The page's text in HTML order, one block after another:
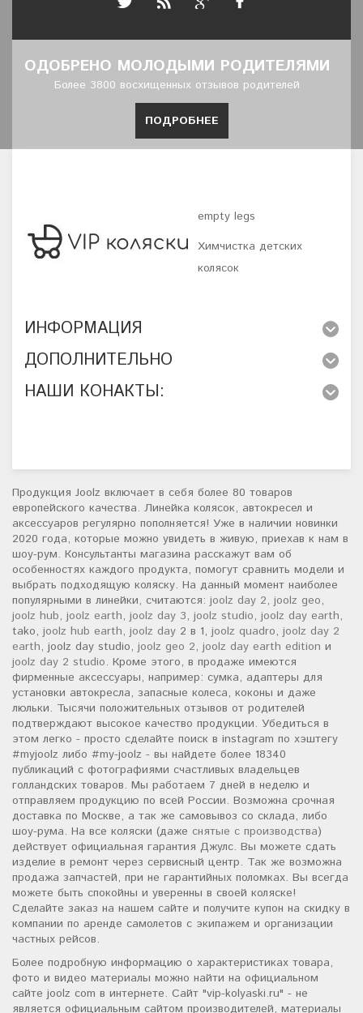
ОДОБРЕНО МОЛОДЫМИ РОДИТЕЛЯМИ
Более 3800 восхищенных отзывов родителей
ПОДРОБНЕЕ
empty legs
Химчистка детских
колясок
ИНФОРМАЦИЯ
ДОПОЛНИТЕЛЬНО
НАШИ КОНАКТЫ:
Продукция Joolz включает в себя более 80 товаров
европейского качества. Линейка колясок, автокресел и
аксессуаров регулярно пополняется! Уже в наличии новинки
2020 года, которые можно увидеть в живую, приехав к нам в
шоу-рум. Консультанты магазина расскажут вам об
особенностях каждого продукта, помогут сравнить модели и
выбрать подходящую коляску. На данный момент наиболее
популярными в линейки, считаются: joolz day 2, joolz geo,
joolz hub, joolz earth, joolz day 3, joolz studio, joolz day earth,
tako, joolz hub earth, joolz day 2 в 1, joolz quadro, joolz day 2
earth, joolz day studio, joolz geo 2, joolz day earth edition и
joolz day 2 studio. Кроме этого, в продаже имеются
фирменные аксессуары, например: сумка, адаптеры для
установки автокресла, запасные колеса, коконы и даже
люльки. Тысячи положительных отзывов от родителей
подтверждают высокое качество продукции. Убедиться в
этом легко - просто сделайте поиск в instagram по хэштегу
#myjoolz либо #my-joolz - вы найдете более 18340
публикаций с фотографиями счастливых владельцев
голландских товаров. Мы работаем 7 дней в неделю и
отправляем продукцию по всей России. Возможна срочная
доставка по Москве, а так же самовывоз со склада, либо
шоу-рума. На все коляски (даже снятые с производства)
действует официальная гарантия Джулс. Вы можете сдать
изделие в ремонт через сервисный центр. Так же возможна
продажа запчастей, при не гарантийных поломках. Вы всегда
можете быть спокойны и уверенны в своей коляске!
Сделайте заказ на нашем сайте и получите купон на скидку в
компании по аренде самолетов с экипажем и организации
частных рейсов.
Более подробную информацию о характеристиках товара,
фото и видео материалы можно найти на официальном
сайте joolz com в интернете. Сайт "vip-kolyaski.ru" - не
является официальным сайтом производителей, материалы